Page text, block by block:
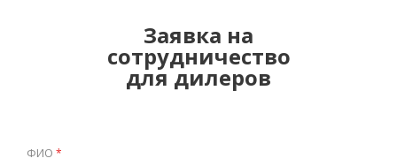
Заявка на
сотрудничество
для дилеров
ФИО *